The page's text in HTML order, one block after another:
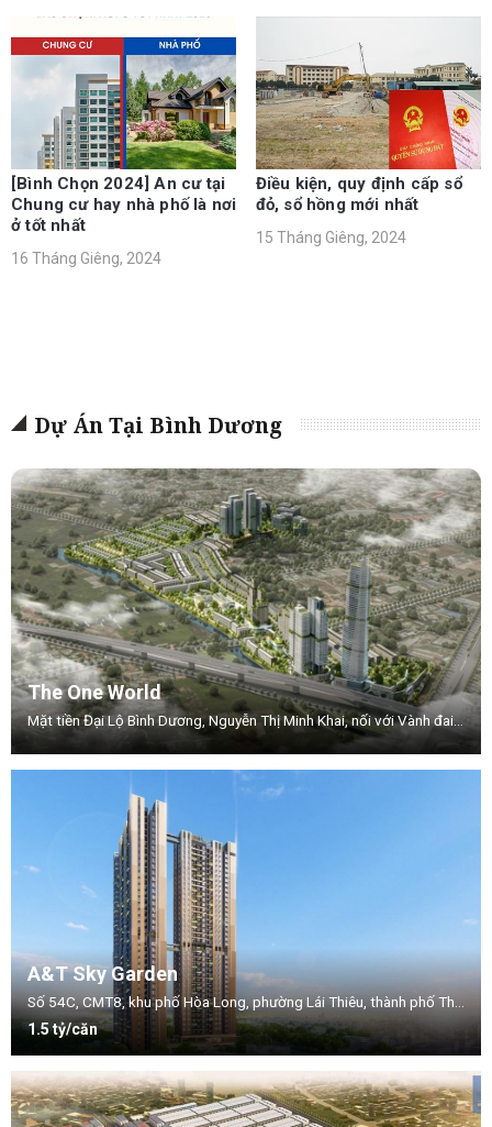
[Bình Chọn 2024] An cư tại
Chung cư hay nhà phố là nơi
ở tốt nhất
16 Tháng Giêng, 2024
Điều kiện, quy định cấp sổ
đỏ, sổ hồng mới nhất
15 Tháng Giêng, 2024
Dự Án Tại Bình Dương
The One World
Mặt tiền Đại Lộ Bình Dương, Nguyễn Thị Minh Khai, nối với Vành đai 3, Phường .Thuận Giao, TP.Thuận An, Tỉnh Bình Dương.
A&T Sky Garden
1.5 tỷ/căn